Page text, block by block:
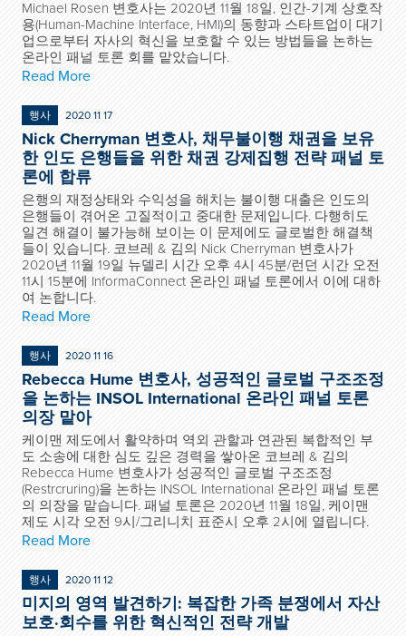
Michael Rosen 변호사는 2020년 11월 18일, 인간-기계 상호작
용(Human-Machine Interface, HMI)의 동향과 스타트업이 대기
업으로부터 자사의 혁신을 보호할 수 있는 방법들을 논하는
온라인 패널 토론 회를 맡았습니다.
Read More
행사 2020 11 17
Nick Cherryman 변호사, 채무불이행 채권을 보유
한 인도 은행들을 위한 채권 강제집행 전략 패널 토
론에 합류
은행의 재정상태와 수익성을 해치는 불이행 대출은 인도의
은행들이 겪어온 고질적이고 중대한 문제입니다. 다행히도
일견 해결이 불가능해 보이는 이 문제에도 글로벌한 해결책
들이 있습니다. 코브레 & 김의 Nick Cherryman 변호사가
2020년 11월 19일 뉴델리 시간 오후 4시 45분/런던 시간 오전
11시 15분에 InformaConnect 온라인 패널 토론에서 이에 대하
여 논합니다.
Read More
행사 2020 11 16
Rebecca Hume 변호사, 성공적인 글로벌 구조조정
을 논하는 INSOL International 온라인 패널 토론
의장 맡아
케이맨 제도에서 활약하며 역외 관할과 연관된 복합적인 부
도 소송에 대한 심도 깊은 경력을 쌓아온 코브레 & 김의
Rebecca Hume 변호사가 성공적인 글로벌 구조조정
(Restrcruring)을 논하는 INSOL International 온라인 패널 토론
의 의장을 맡습니다. 패널 토론은 2020년 11월 18일, 케이맨
제도 시각 오전 9시/그리니치 표준시 오후 2시에 열립니다.
Read More
행사 2020 11 12
미지의 영역 발견하기: 복잡한 가족 분쟁에서 자산
보호·회수를 위한 혁신적인 전략 개발